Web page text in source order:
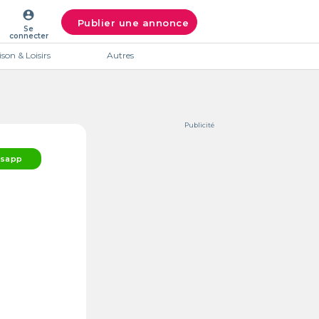
account_circle
Se
connecter
Publier une annonce
& Loisirs Autres
Publicité